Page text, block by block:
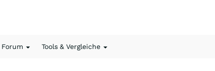
Forum Tools & Vergleiche